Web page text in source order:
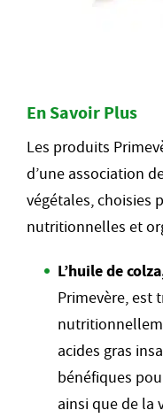
En Savoir Plus
Les produits
d’une association
végétales, choisies
nutritionnelles et
L’huile de
Primevère, est
acides gras
bénéfiques
ainsi que de la